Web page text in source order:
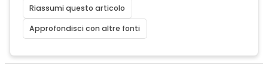
Riassumi questo articolo
Approfondisci con altre fonti